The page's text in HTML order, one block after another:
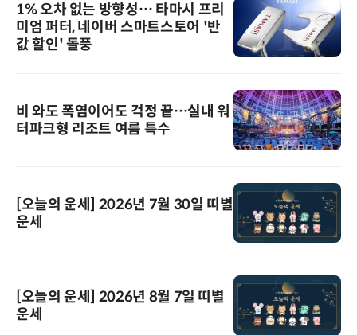
1% 오차 없는 방향성… 타마시 프리
미엄 퍼터, 네이버 스마트스토어 '반
값 할인' 돌풍
비 와도 폭염이어도 걱정 끝…실내 워
터파크형 리조트 여름 특수
[오늘의 운세] 2026년 7월 30일 띠별
운세
[오늘의 운세] 2026년 8월 7일 띠별
운세